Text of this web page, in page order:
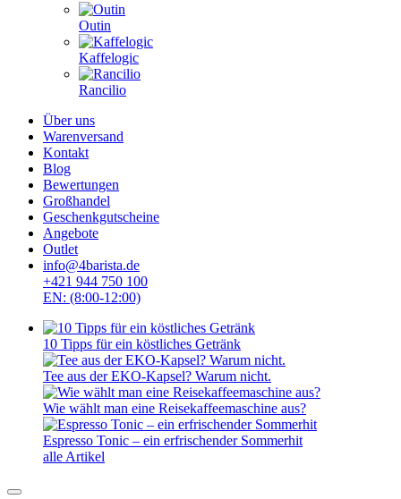
Outin
Kaffelogic
Rancilio
Über uns
Warenversand
Kontakt
Blog
Bewertungen
Großhandel
Geschenkgutscheine
Angebote
Outlet
info@4barista.de
+421 944 750 100
EN: (8:00-12:00)
10 Tipps für ein köstliches Getränk
Tee aus der EKO-Kapsel? Warum nicht.
Wie wählt man eine Reisekaffeemaschine aus?
Espresso Tonic – ein erfrischender Sommerhit
alle Artikel